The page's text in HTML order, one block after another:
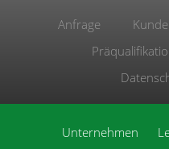
Anfrage
Unternehmen